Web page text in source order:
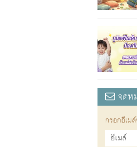
จดห
กรอกอีเม